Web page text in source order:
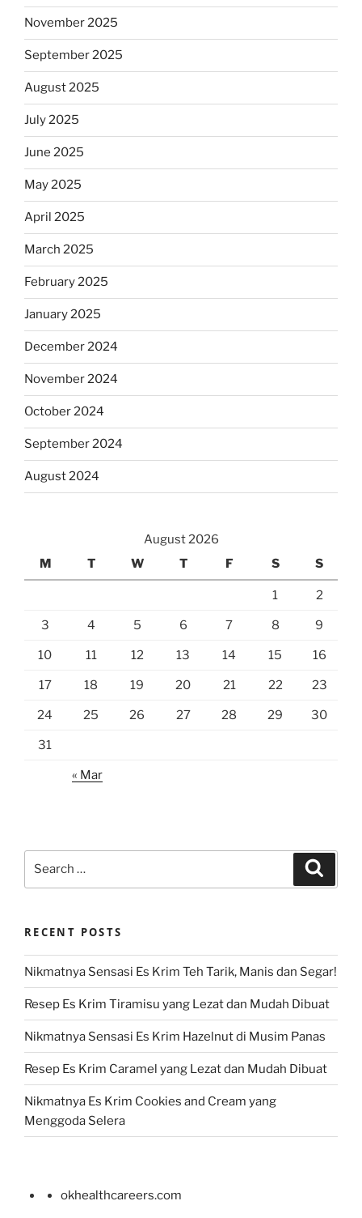
November 2025
September 2025
August 2025
July 2025
June 2025
May 2025
April 2025
March 2025
February 2025
January 2025
December 2024
November 2024
October 2024
September 2024
August 2024
August 2026
M
T W T F S S
1 2
3 4 5 6 7 8 9
10 11 12 13 14 15 16
17 18 19 20 21 22 23
24 25 26 27 28 29 30
31
« Mar
RECENT POSTS
Nikmatnya Sensasi Es Krim Teh Tarik, Manis dan Segar!
Resep Es Krim Tiramisu yang Lezat dan Mudah Dibuat
Nikmatnya Sensasi Es Krim Hazelnut di Musim Panas
Resep Es Krim Caramel yang Lezat dan Mudah Dibuat
Nikmatnya Es Krim Cookies and Cream yang
Menggoda Selera
okhealthcareers.com